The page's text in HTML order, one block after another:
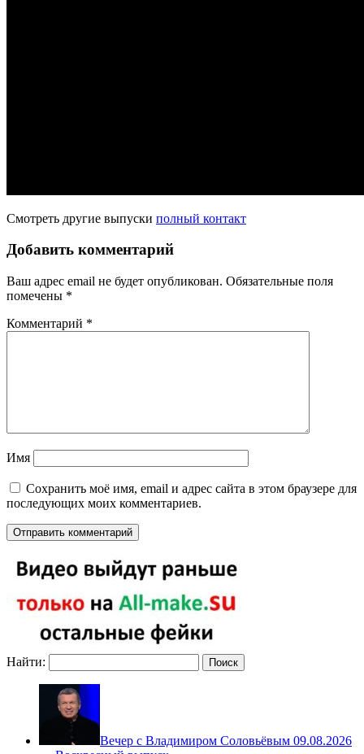
Смотреть другие выпуски полный контакт
Добавить комментарий
Ваш адрес email не будет опубликован. Обязательные поля
помечены *
Комментарий *
Имя
Сохранить моё имя, email и адрес сайта в этом браузере для
последующих моих комментариев.
Найти:
Вечер с Владимиром Соловьёвым 09.08.2026